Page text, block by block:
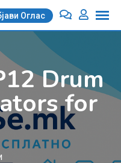
Oглас
Drum
for